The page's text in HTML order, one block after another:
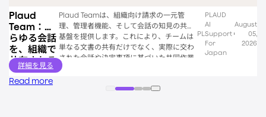
Plaud
Team：あ
らゆる会話
を、組織で
共有される
「知性」へ
Plaud Teamは、組織向け請求の一元管
理、管理者機能、そして会話の知見の共有
基盤を提供します。これにより、チームは
単なる文書の共有だけでなく、実際に交わ
された会話や決定事項に基づいた共同作業
が可能になります。
PL
PLAUD
AI
Support
For
Japan
August
05,
2026
詳細を見る
Read more